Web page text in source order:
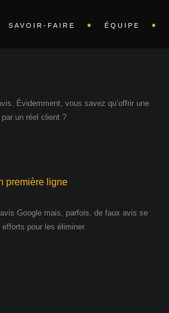
SAVOIR-FAIRE ÉQUIPE
Évidemment, vous savez qu’offrir une
un réel client ?
première ligne
Google mais, parfois, de faux avis se
pour les éliminer.